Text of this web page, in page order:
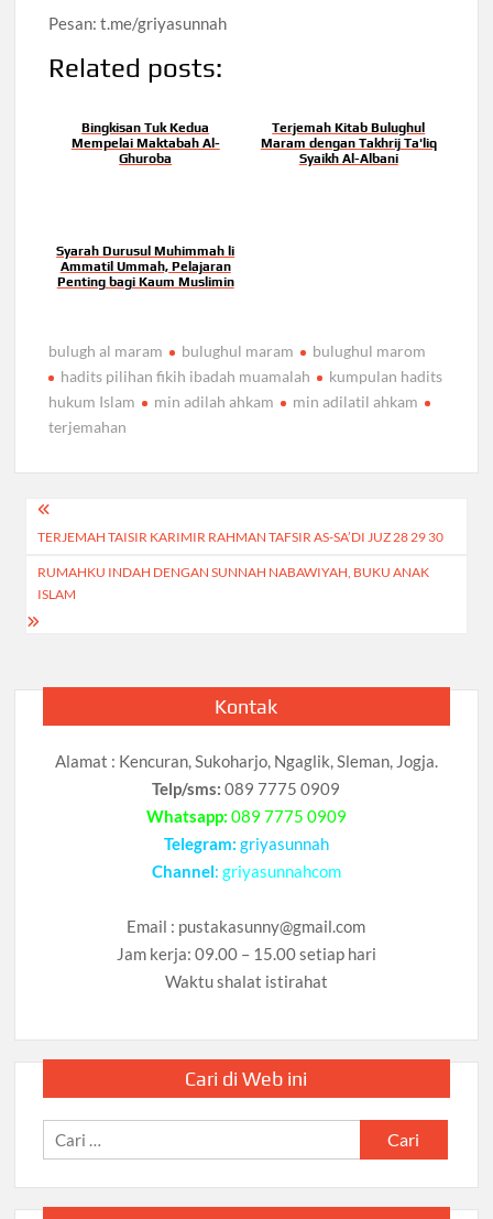
Pesan: t.me/griyasunnah
Related posts:
Bingkisan Tuk Kedua
Mempelai Maktabah Al-
Ghuroba
Terjemah Kitab Bulughul
Maram dengan Takhrij Ta'liq
Syaikh Al-Albani
Syarah Durusul Muhimmah li
Ammatil Ummah, Pelajaran
Penting bagi Kaum Muslimin
bulugh al maram bulughul maram
bulughul marom
hadits pilihan fikih ibadah muamalah
kumpulan hadits
hukum Islam
min adilah ahkam
min adilatil ahkam
terjemahan
Navigasi
pos
TERJEMAH TAISIR KARIMIR RAHMAN TAFSIR AS-SA’DI JUZ 28 29 30
RUMAHKU INDAH DENGAN SUNNAH NABAWIYAH, BUKU ANAK
ISLAM
Kontak
Alamat : Kencuran, Sukoharjo, Ngaglik, Sleman, Jogja.
Telp/sms: 089 7775 0909
Whatsapp: 089 7775 0909
Telegram: griyasunnah
Channel: griyasunnahcom
Email : pustakasunny@gmail.com
Jam kerja: 09.00 – 15.00 setiap hari
Waktu shalat istirahat
Cari di Web ini
Cari
untuk: